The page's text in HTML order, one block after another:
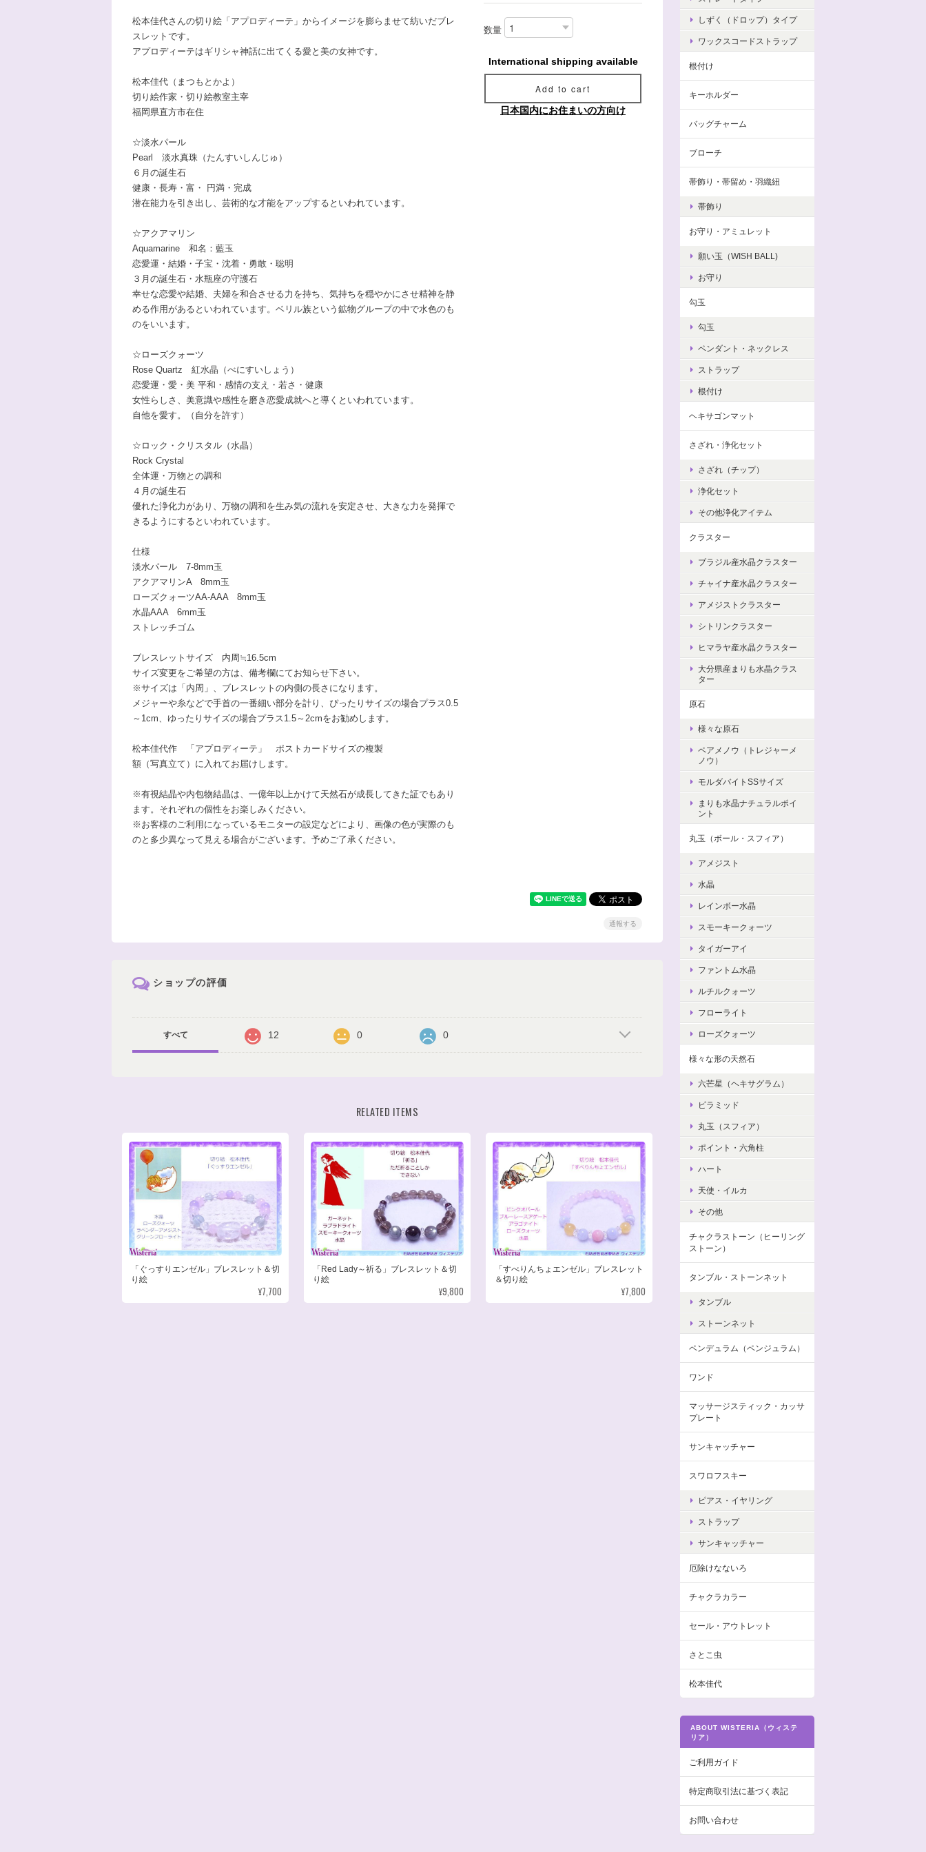
松本佳代さんの切り絵「アプロディーテ」からイメージを膨らませて紡いだブレ
スレットです。
アプロディーテはギリシャ神話に出てくる愛と美の女神です。
松本佳代（まつもとかよ）
切り絵作家・切り絵教室主宰
福岡県直方市在住
☆淡水パール
Pearl 淡水真珠（たんすいしんじゅ）
６月の誕生石
健康・長寿・富・ 円満・完成
潜在能力を引き出し、芸術的な才能をアップするといわれています。
☆アクアマリン
Aquamarine 和名：藍玉
恋愛運・結婚・子宝・沈着・勇敢・聡明
３月の誕生石・水瓶座の守護石
幸せな恋愛や結婚、夫婦を和合させる力を持ち、気持ちを穏やかにさせ精神を静
める作用があるといわれています。ベリル族という鉱物グループの中で水色のも
のをいいます。
☆ローズクォーツ
Rose Quartz 紅水晶（べにすいしょう）
恋愛運・愛・美 平和・感情の支え・若さ・健康
女性らしさ、美意識や感性を磨き恋愛成就へと導くといわれています。
自他を愛す。（自分を許す）
☆ロック・クリスタル（水晶）
Rock Crystal
全体運・万物との調和
４月の誕生石
優れた浄化力があり、万物の調和を生み気の流れを安定させ、大きな力を発揮で
きるようにするといわれています。
仕様
淡水パール 7-8mm玉
アクアマリンA 8mm玉
ローズクォーツAA-AAA 8mm玉
水晶AAA 6mm玉
ストレッチゴム
ブレスレットサイズ 内周≒16.5cm
サイズ変更をご希望の方は、備考欄にてお知らせ下さい。
※サイズは「内周」、ブレスレットの内側の長さになります。
メジャーや糸などで手首の一番細い部分を計り、ぴったりサイズの場合プラス0.5
～1cm、ゆったりサイズの場合プラス1.5～2cmをお勧めします。
松本佳代作 「アプロディーテ」 ポストカードサイズの複製
額（写真立て）に入れてお届けします。
※有視結晶や内包物結晶は、一億年以上かけて天然石が成長してきた証でもあり
ます。それぞれの個性をお楽しみください。
※お客様のご利用になっているモニターの設定などにより、画像の色が実際のも
のと多少異なって見える場合がございます。予めご了承ください。
数量
International shipping available
Add to cart
日本国内にお住まいの方向け
通報する
ショップの評価
すべて 12 0 0
RELATED ITEMS
「ぐっすりエンゼル」ブレスレット＆切
り絵
¥7,700
「Red Lady～祈る」ブレスレット＆切
り絵
¥9,800
「すべりんちょエンゼル」ブレスレット
＆切り絵
¥7,800
しずく（ドロップ）タイプ
ワックスコードストラップ
根付け
キーホルダー
バッグチャーム
ブローチ
帯飾り・帯留め・羽織紐
帯飾り
お守り・アミュレット
願い玉（WISH BALL)
お守り
勾玉
勾玉
ペンダント・ネックレス
ストラップ
根付け
ヘキサゴンマット
さざれ・浄化セット
さざれ（チップ）
浄化セット
その他浄化アイテム
クラスター
ブラジル産水晶クラスター
チャイナ産水晶クラスター
アメジストクラスター
シトリンクラスター
ヒマラヤ産水晶クラスター
大分県産まりも水晶クラス
ター
原石
様々な原石
ペアメノウ（トレジャーメ
ノウ）
モルダバイトSSサイズ
まりも水晶ナチュラルポイ
ント
丸玉（ボール・スフィア）
アメジスト
水晶
レインボー水晶
スモーキークォーツ
タイガーアイ
ファントム水晶
ルチルクォーツ
フローライト
ローズクォーツ
様々な形の天然石
六芒星（ヘキサグラム）
ピラミッド
丸玉（スフィア）
ポイント・六角柱
ハート
天使・イルカ
その他
チャクラストーン（ヒーリング
ストーン）
タンブル・ストーンネット
タンブル
ストーンネット
ペンデュラム（ペンジュラム）
ワンド
マッサージスティック・カッサ
プレート
サンキャッチャー
スワロフスキー
ピアス・イヤリング
ストラップ
サンキャッチャー
厄除けなないろ
チャクラカラー
セール・アウトレット
さとこ虫
松本佳代
ABOUT WISTERIA（ウィステ
リア）
ご利用ガイド
特定商取引法に基づく表記
お問い合わせ